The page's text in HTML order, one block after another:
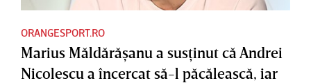
ORANGESPORT.RO
Marius Măldărăşanu a susţinut că Andrei
Nicolescu a încercat să-l păcălească, iar